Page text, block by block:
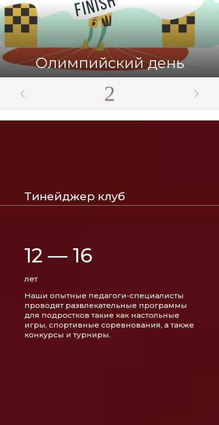
3
День покраски
автомобилей
Тинейджер клуб
12 — 16
лет
Наши опытные педагоги-специалисты
проводят развлекательные программы
для подростков такие как настольные
игры, спортивные соревнования, а также
конкурсы и турниры.